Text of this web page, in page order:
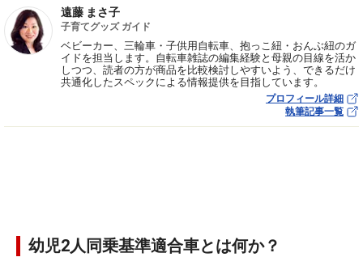
遠藤 まさ子
子育てグッズ ガイド
ベビーカー、三輪車・子供用自転車、抱っこ紐・おんぶ紐のガ
イドを担当します。自転車雑誌の編集経験と母親の目線を活か
しつつ、読者の方が商品を比較検討しやすいよう、できるだけ
共通化したスペックによる情報提供を目指しています。
プロフィール詳細
執筆記事一覧
幼児2人同乗基準適合車とは何か？